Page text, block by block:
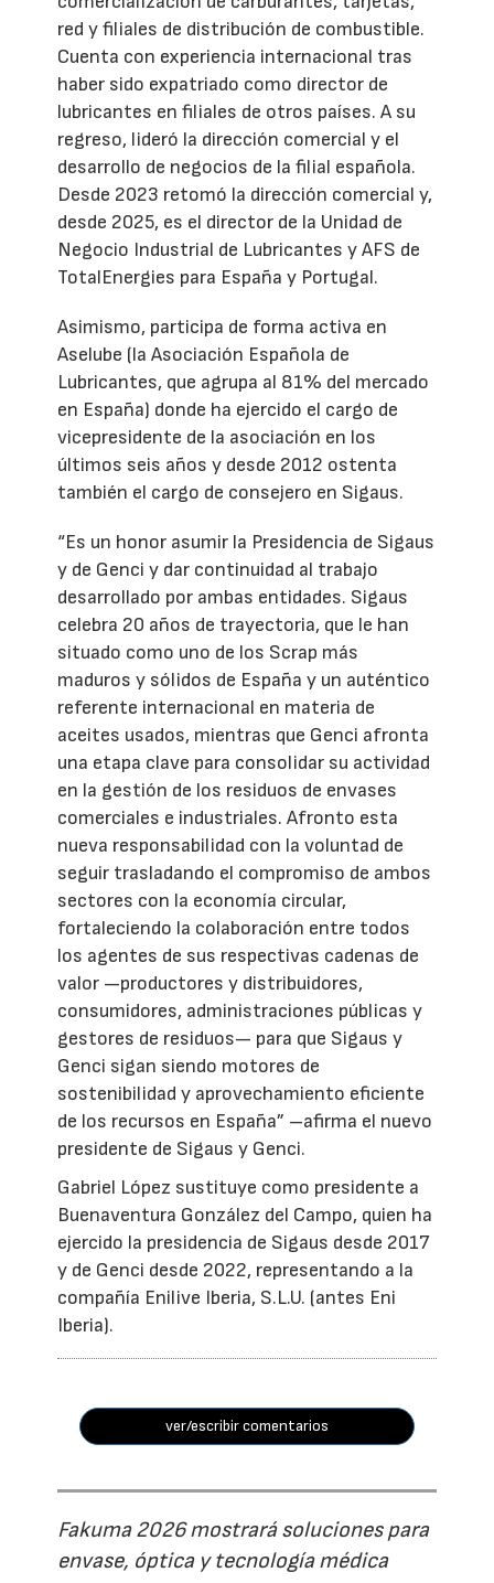
red y filiales de distribución de combustible.
Cuenta con experiencia internacional tras
haber sido expatriado como director de
lubricantes en filiales de otros países. A su
regreso, lideró la dirección comercial y el
desarrollo de negocios de la filial española.
Desde 2023 retomó la dirección comercial y,
desde 2025, es el director de la Unidad de
Negocio Industrial de Lubricantes y AFS de
TotalEnergies para España y Portugal.
Asimismo, participa de forma activa en
Aselube (la Asociación Española de
Lubricantes, que agrupa al 81% del mercado
en España) donde ha ejercido el cargo de
vicepresidente de la asociación en los
últimos seis años y desde 2012 ostenta
también el cargo de consejero en Sigaus.
“Es un honor asumir la Presidencia de Sigaus
y de Genci y dar continuidad al trabajo
desarrollado por ambas entidades. Sigaus
celebra 20 años de trayectoria, que le han
situado como uno de los Scrap más
maduros y sólidos de España y un auténtico
referente internacional en materia de
aceites usados, mientras que Genci afronta
una etapa clave para consolidar su actividad
en la gestión de los residuos de envases
comerciales e industriales. Afronto esta
nueva responsabilidad con la voluntad de
seguir trasladando el compromiso de ambos
sectores con la economía circular,
fortaleciendo la colaboración entre todos
los agentes de sus respectivas cadenas de
valor —productores y distribuidores,
consumidores, administraciones públicas y
gestores de residuos— para que Sigaus y
Genci sigan siendo motores de
sostenibilidad y aprovechamiento eficiente
de los recursos en España” –afirma el nuevo
presidente de Sigaus y Genci.
Gabriel López sustituye como presidente a
Buenaventura González del Campo, quien ha
ejercido la presidencia de Sigaus desde 2017
y de Genci desde 2022, representando a la
compañía Enilive Iberia, S.L.U. (antes Eni
Iberia).
ver/escribir comentarios
Fakuma 2026 mostrará soluciones para
envase, óptica y tecnología médica